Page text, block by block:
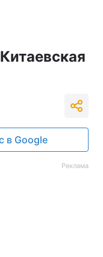
в Google
Реклама